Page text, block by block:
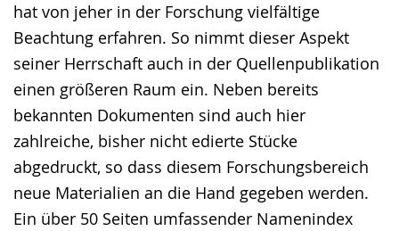
hat von jeher in der Forschung vielfältige
Beachtung erfahren. So nimmt dieser Aspekt
seiner Herrschaft auch in der Quellenpublikation
einen größeren Raum ein. Neben bereits
bekannten Dokumenten sind auch hier
zahlreiche, bisher nicht edierte Stücke
abgedruckt, so dass diesem Forschungsbereich
neue Materialien an die Hand gegeben werden.
Ein über 50 Seiten umfassender Namenindex